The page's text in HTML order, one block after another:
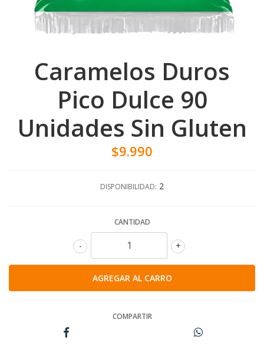
Caramelos Duros
Pico Dulce 90
Unidades Sin Gluten
$9.990
DISPONIBILIDAD: 2
CANTIDAD
+
-
COMPARTIR